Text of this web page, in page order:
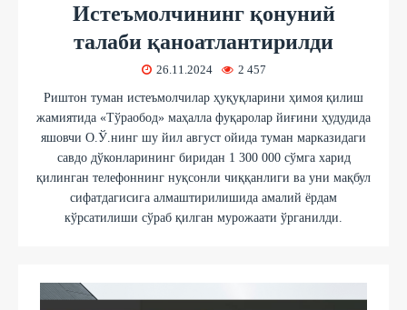
Истеъмолчининг қонуний
талаби қаноатлантирилди
26.11.2024 2 457
Риштон туман истеъмолчилар ҳуқуқларини ҳимоя қилиш
жамиятида «Тўраобод» маҳалла фуқаролар йиғини ҳудудида
яшовчи О.Ў.нинг шу йил август ойида туман марказидаги
савдо дўконларининг биридан 1 300 000 сўмга харид
қилинган телефоннинг нуқсонли чиққанлиги ва уни мақбул
сифатдагисига алмаштирилишида амалий ёрдам
кўрсатилиши сўраб қилган мурожаати ўрганилди.